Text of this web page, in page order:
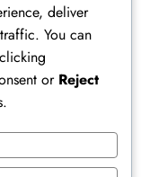
deliver
You can
or Reject